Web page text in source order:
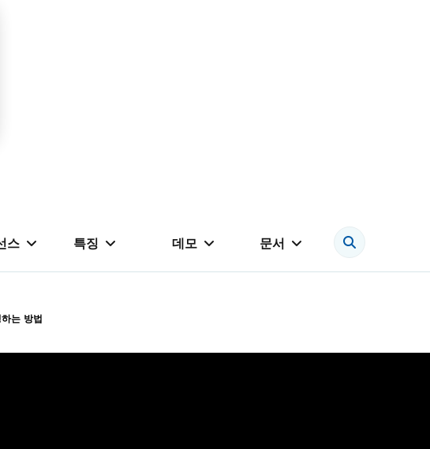
스 특징 데모 문서
는 방법